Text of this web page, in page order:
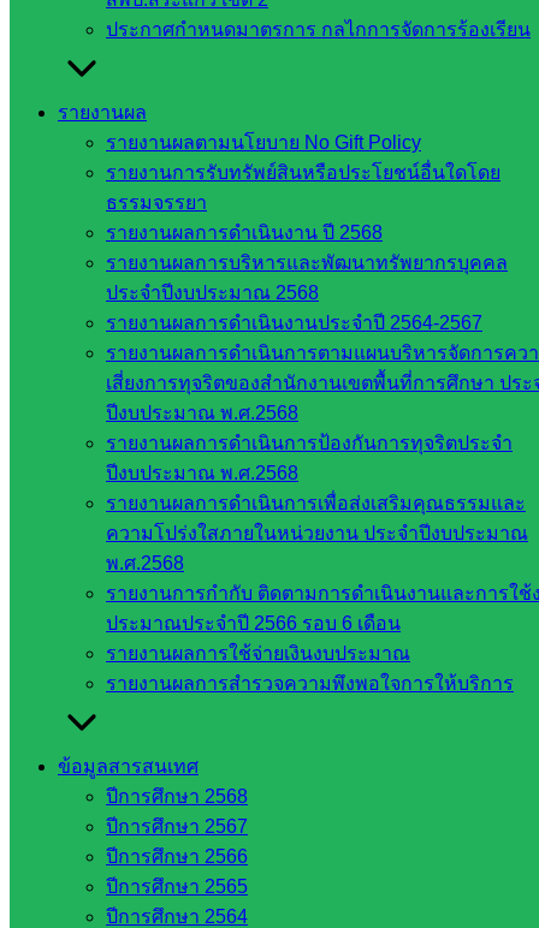
ประกาศกำหนดมาตรการ กลไกการจัดการร้องเรียน
รายงานผล
รายงานผลตามนโยบาย No Gift Policy
รายงานการรับทรัพย์สินหรือประโยชน์อื่นใดโดย
ธรรมจรรยา
รายงานผลการดำเนินงาน ปี 2568
รายงานผลการบริหารและพัฒนาทรัพยากรบุคคล
ประจำปีงบประมาณ 2568
รายงานผลการดำเนินงานประจำปี 2564-2567
รายงานผลการดำเนินการตามแผนบริหารจัดการคว
เสี่ยงการทุจริตของสำนักงานเขตพื้นที่การศึกษา ประ
ปีงบประมาณ พ.ศ.2568
รายงานผลการดำเนินการป้องกันการทุจริตประจำ
ปีงบประมาณ พ.ศ.2568
รายงานผลการดำเนินการเพื่อส่งเสริมคุณธรรมและ
ความโปร่งใสภายในหน่วยงาน ประจำปีงบประมาณ
พ.ศ.2568
รายงานการกำกับ ติดตามการดำเนินงานและการใช้
ประมาณประจำปี 2566 รอบ 6 เดือน
รายงานผลการใช้จ่ายเงินงบประมาณ
รายงานผลการสำรวจความพึงพอใจการให้บริการ
ข้อมูลสารสนเทศ
ปีการศึกษา 2568
ปีการศึกษา 2567
ปีการศึกษา 2566
ปีการศึกษา 2565
ปีการศึกษา 2564
คณะ
กรรมการ
ขั้นพื้น
ฐาน
รายชื่อ
มหาวิทยาลัย
ประเทศไทย
เว็บไซต์
สำนักต่าง
ๆ ใน
เว็บไซต์
สพม. ใน
สพฐ.
เว็บไซต์
สพป. ใน
สังกัด
กรมบัญชี
กลาง
สำนักงาน
ส.ก.ส.ค
หน่วยงาน
ในจังหวัด
สระแก้ว